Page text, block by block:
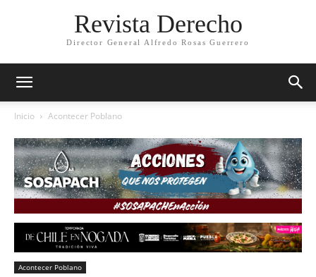
Revista Derecho
Director General Alfredo Rosas Guerrero
Inicio Acontecer Poblano
Acontecer Poblano